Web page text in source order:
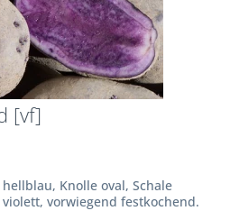
[vf]
Knolle oval, Schale
vorwiegend festkochend.